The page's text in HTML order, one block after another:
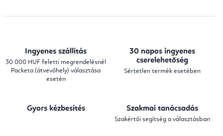
Ingyenes szállítás
30 000 HUF feletti megrendelésnél
Packeta (átvevőhely) választása
esetén
30 napos ingyenes
cserelehetőség
Sértetlen termék esetében
Gyors kézbesítés Szakmai tanácsadás
Szakértői segítség a választásban